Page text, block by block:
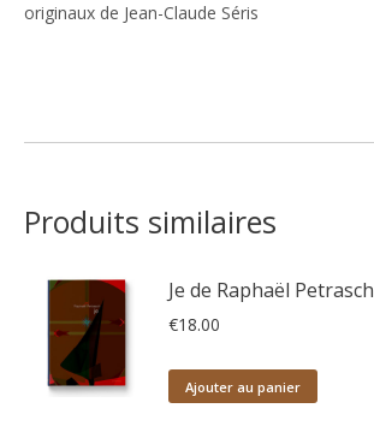
originaux de Jean-Claude Séris
Produits similaires
Je de Raphaël Petrasch
€18.00
Ajouter au panier